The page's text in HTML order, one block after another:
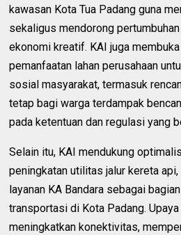
kawasan Kota Tua Padang guna
sekaligus mendorong
ekonomi kreatif. KAI juga
pemanfaatan lahan perusahaan
sosial masyarakat, termasuk
tetap bagi warga terdampak
pada ketentuan dan regulasi yang
Selain itu, KAI mendukung
peningkatan utilitas jalur kereta
layanan KA Bandara sebagai
transportasi di Kota Padang.
meningkatkan konektivitas,